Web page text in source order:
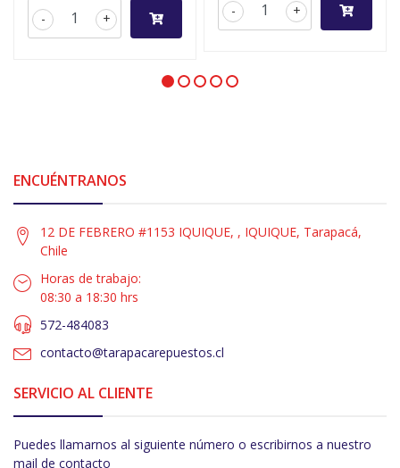
+
- +
-
ENCUÉNTRANOS
12 DE FEBRERO #1153 IQUIQUE, , IQUIQUE, Tarapacá,
Chile
Horas de trabajo:
08:30 a 18:30 hrs
572-484083
contacto@tarapacarepuestos.cl
SERVICIO AL CLIENTE
Puedes llamarnos al siguiente número o escribirnos a nuestro
mail de contacto